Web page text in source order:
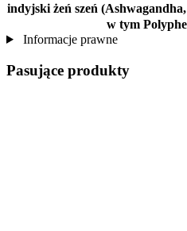
indyjski żeń szeń
w tym
Informacje prawne
Pasujące produkty